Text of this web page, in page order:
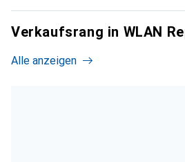
Verkaufsrang in WLAN
Alle anzeigen